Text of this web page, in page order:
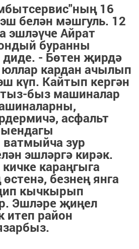
16
белән мәшгуль. 12
эшләүче Айрат
буранны
- Бөтен җирдә
кардан ачылып
күп. Кайтып кергән
быз машиналар
асфальт
зур
эшләргә кирәк.
караңгыга
безнең янга
кычкырып
Эшләре җиңел
итеп район